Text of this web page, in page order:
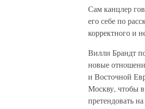
Сам канцлер
его себе по
корректного и
Вилли Брандт
новые
и Восточной
Москву, чтобы
претендовать